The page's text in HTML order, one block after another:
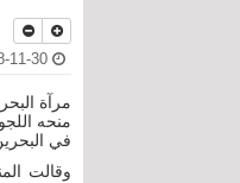
مرآة
منحه
في البحرين عام 2014 ، وفقا لمعهد
وقالت